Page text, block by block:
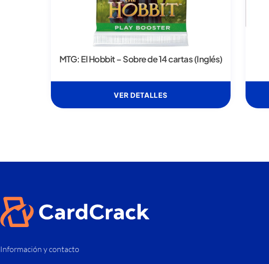
MTG: El Hobbit – Sobre de 14 cartas (Inglés)
VER DETALLES
Información y contacto